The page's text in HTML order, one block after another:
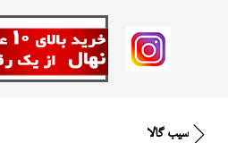
سیب گالا